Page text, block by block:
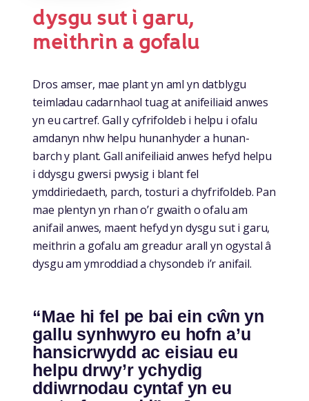
dysgu sut i garu,
meithrin a gofalu
Dros amser, mae plant yn aml yn datblygu
teimladau cadarnhaol tuag at anifeiliaid anwes
yn eu cartref. Gall y cyfrifoldeb i helpu i ofalu
amdanyn nhw helpu hunanhyder a hunan-
barch y plant. Gall anifeiliaid anwes hefyd helpu
i ddysgu gwersi pwysig i blant fel
ymddiriedaeth, parch, tosturi a chyfrifoldeb. Pan
mae plentyn yn rhan o’r gwaith o ofalu am
anifail anwes, maent hefyd yn dysgu sut i garu,
meithrin a gofalu am greadur arall yn ogystal â
dysgu am ymroddiad a chysondeb i’r anifail.
“Mae hi fel pe bai ein cŵn yn
gallu synhwyro eu hofn a’u
hansicrwydd ac eisiau eu
helpu drwy’r ychydig
ddiwrnodau cyntaf yn eu